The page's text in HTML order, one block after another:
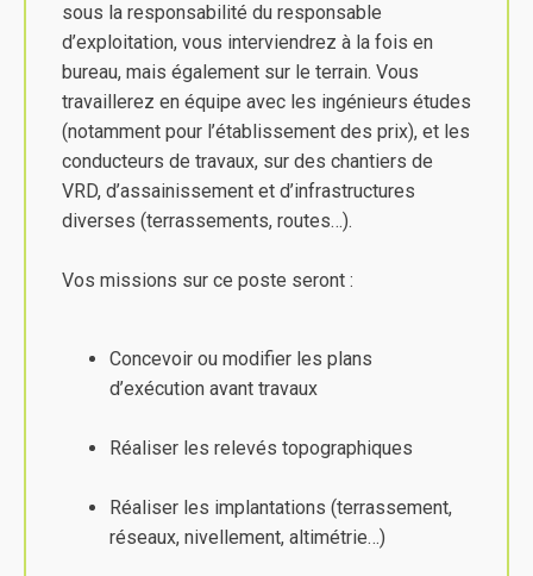
sous la responsabilité du responsable
d’exploitation, vous interviendrez à la fois en
bureau, mais également sur le terrain. Vous
travaillerez en équipe avec les ingénieurs études
(notamment pour l’établissement des prix), et les
conducteurs de travaux, sur des chantiers de
VRD, d’assainissement et d’infrastructures
diverses (terrassements, routes…).
Vos missions sur ce poste seront :
Concevoir ou modifier les plans
d’exécution avant travaux
Réaliser les relevés topographiques
Réaliser les implantations (terrassement,
réseaux, nivellement, altimétrie…)